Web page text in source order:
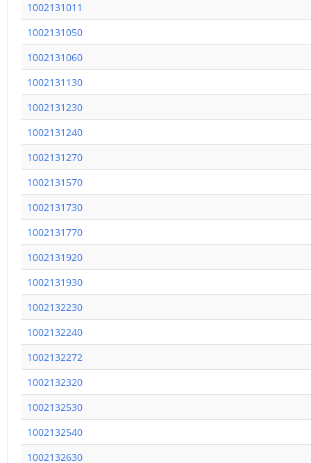
1002131011
1002131050
1002131060
1002131130
1002131230
1002131240
1002131270
1002131570
1002131730
1002131770
1002131920
1002131930
1002132230
1002132240
1002132272
1002132320
1002132530
1002132540
1002132630